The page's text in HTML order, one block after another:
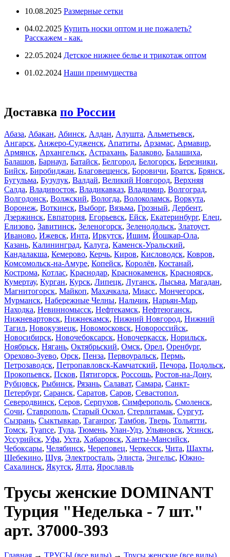
10.08.2025 Размерные сетки
04.02.2025 Купить носки оптом и не пожалеть?
Расскажем - как.
22.05.2024 Детское нижнее белье и трикотаж оптом
01.02.2024 Наши преимущества
Доставка по России
Абаза, Абакан, Абинск, Алдан, Алушта, Альметьевск,
Ангарск, Анжеро-Судженск, Апатиты, Арзамас, Армавир,
Армянск, Архангельск, Астрахань, Балаково, Балашиха,
Балашов, Барнаул, Батайск, Белгород, Белогорск, Березники,
Бийск, Биробиджан, Благовещенск, Боровичи, Братск, Брянск,
Бугульма, Бузулук, Валдай, Великий Новгород, Верхняя
Салда, Владивосток, Владикавказ, Владимир, Волгоград,
Волгодонск, Волжский, Вологда, Волоколамск, Воркута,
Воронеж, Воткинск, Выборг, Вязьма, Грозный, Дербент,
Дзержинск, Евпатория, Егорьевск, Ейск, Екатеринбург, Елец,
Елизово, Завитинск, Зеленогорск, Зеленодольск, Златоуст,
Иваново, Ижевск, Инта, Иркутск, Ишим, Йошкар-Ола,
Казань, Калининград, Калуга, Каменск-Уральский,
Кандалакша, Кемерово, Керчь, Киров, Кисловодск, Ковров,
Комсомольск-на-Амуре, Копейск, Королёв, Костанай,
Кострома, Котлас, Краснодар, Краснокаменск, Красноярск,
Кумертау, Курган, Курск, Липецк, Луганск, Лысьва, Магадан,
Магнитогорск, Майкоп, Махачкала, Миасс, Мончегорск,
Мурманск, Набережные Челны, Нальчик, Нарьян-Мар,
Находка, Невинномысск, Нефтекамск, Нефтеюганск,
Нижневартовск, Нижнекамск, Нижний Новгород, Нижний
Тагил, Новокузнецк, Новомосковск, Новороссийск,
Новосибирск, Новочебоксарск, Новочеркасск, Норильск,
Ноябрьск, Нягань, Октябрьский, Омск, Орел, Оренбург,
Орехово-Зуево, Орск, Пенза, Первоуральск, Пермь,
Петрозаводск, Петропавловск-Камчатский, Печора, Подольск,
Прокопьевск, Псков, Пятигорск, Россошь, Ростов-на-Дону,
Рубцовск, Рыбинск, Рязань, Салават, Самара, Санкт-
Петербург, Саранск, Саратов, Саров, Севастопол,
Северодвинск, Серов, Серпухов, Симферополь, Смоленск,
Сочи, Ставрополь, Старый Оскол, Стерлитамак, Сургут,
Сызрань, Сыктывкар, Таганрог, Тамбов, Тверь, Тольятти,
Томск, Туапсе, Тула, Тюмень, Улан-Удэ, Ульяновск, Усинск,
Уссурийск, Уфа, Ухта, Хабаровск, Ханты-Мансийск,
Чебоксары, Челябинск, Череповец, Черкесск, Чита, Шахты,
Шебекино, Шуя, Электросталь, Элиста, Энгельс, Южно-
Сахалинск, Якутск, Ялта, Ярославль
Трусы женские DOMINANT
Турция "Неделька - 7 шт."
арт. 37000-393
Главная → ТРУСЫ (все виды) → Трусы женские (все виды)